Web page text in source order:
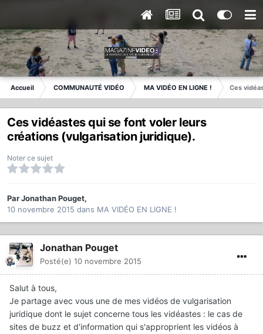
Accueil COMMUNAUTÉ VIDÉO MA VIDÉO EN LIGNE ! Ces
Ces vidéastes qui se font voler leurs
créations (vulgarisation juridique).
Noter ce sujet
ParJonathan Pouget,
10 novembre 2015 dans MA VIDÉO EN LIGNE !
Jonathan Pouget
Posté(e) 10 novembre 2015
Salut à tous,
Je partage avec vous une de mes vidéos de vulgarisation
juridique dont le sujet concerne tous les vidéastes : le cas de
sites de buzz et d'information qui s'approprient les vidéos à